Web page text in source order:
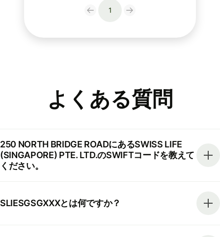
1
よくある質問
250 NORTH BRIDGE ROADにあるSWISS LIFE
(SINGAPORE) PTE. LTD.のSWIFTコードを教えて
ください。
SLIESGSGXXXとは何ですか？